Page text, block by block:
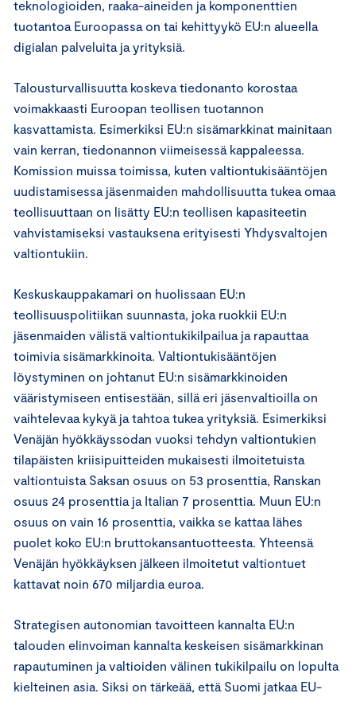
teknologioiden, raaka-aineiden ja komponenttien
tuotantoa Euroopassa on tai kehittyykö EU:n alueella
digialan palveluita ja yrityksiä.
Talousturvallisuutta koskeva tiedonanto korostaa
voimakkaasti Euroopan teollisen tuotannon
kasvattamista. Esimerkiksi EU:n sisämarkkinat mainitaan
vain kerran, tiedonannon viimeisessä kappaleessa.
Komission muissa toimissa, kuten valtiontukisääntöjen
uudistamisessa jäsenmaiden mahdollisuutta tukea omaa
teollisuuttaan on lisätty EU:n teollisen kapasiteetin
vahvistamiseksi vastauksena erityisesti Yhdysvaltojen
valtiontukiin.
Keskuskauppakamari on huolissaan EU:n
teollisuuspolitiikan suunnasta, joka ruokkii EU:n
jäsenmaiden välistä valtiontukikilpailua ja rapauttaa
toimivia sisämarkkinoita. Valtiontukisääntöjen
löystyminen on johtanut EU:n sisämarkkinoiden
vääristymiseen entisestään, sillä eri jäsenvaltioilla on
vaihtelevaa kykyä ja tahtoa tukea yrityksiä. Esimerkiksi
Venäjän hyökkäyssodan vuoksi tehdyn valtiontukien
tilapäisten kriisipuitteiden mukaisesti ilmoitetuista
valtiontuista Saksan osuus on 53 prosenttia, Ranskan
osuus 24 prosenttia ja Italian 7 prosenttia. Muun EU:n
osuus on vain 16 prosenttia, vaikka se kattaa lähes
puolet koko EU:n bruttokansantuotteesta. Yhteensä
Venäjän hyökkäyksen jälkeen ilmoitetut valtiontuet
kattavat noin 670 miljardia euroa.
Strategisen autonomian tavoitteen kannalta EU:n
talouden elinvoiman kannalta keskeisen sisämarkkinan
rapautuminen ja valtioiden välinen tukikilpailu on lopulta
kielteinen asia. Siksi on tärkeää, että Suomi jatkaa EU-